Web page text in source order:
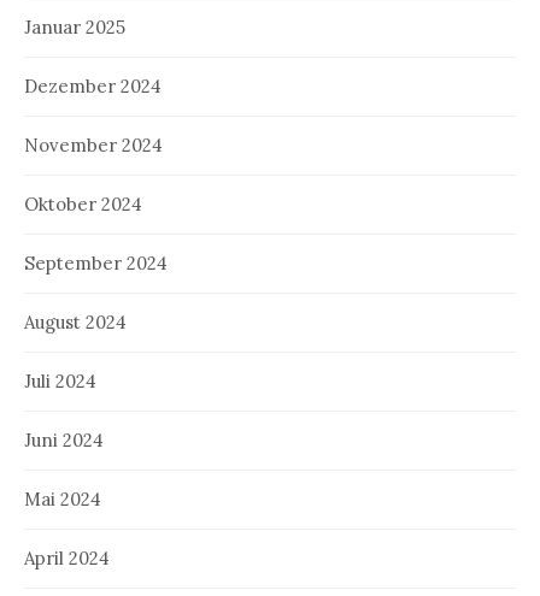
Januar 2025
Dezember 2024
November 2024
Oktober 2024
September 2024
August 2024
Juli 2024
Juni 2024
Mai 2024
April 2024